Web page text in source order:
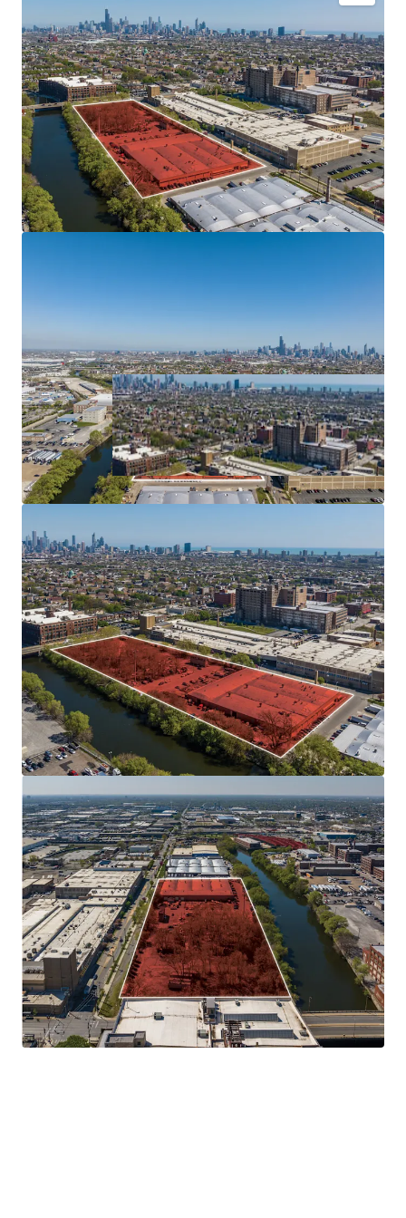
Highly Desirable Logistics Location - Access to Infill
Chicago
Scalable 7.2-Acre Site Along Bubbly Creek
35th/Halsted TIF District Funding Eligibility
Strong Industrial Market Fundamentals - Chicago
South Submarket